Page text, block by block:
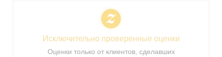
Исключительно проверенные оценки
Оценки только от клиентов, сделавших